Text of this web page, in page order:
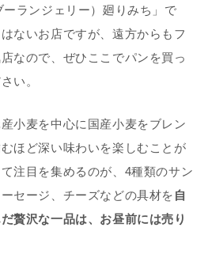
ランジェリー）廻りみち」で
ないお店ですが、遠方からもフ
なので、ぜひここでパンを買っ
い。
小麦を中心に国産小麦をブレン
ほど深い味わいを楽しむことが
注目を集めるのが、4種類のサン
セージ、チーズなどの具材を 自
贅沢な一品は、お昼前には売り